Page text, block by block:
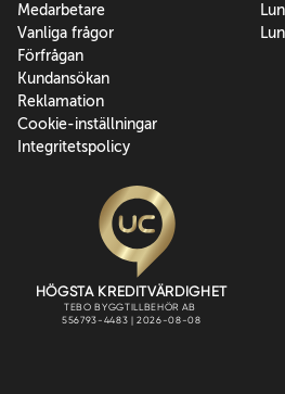
Medarbetare
Vanliga frågor
Förfrågan
Kundansökan
Reklamation
Cookie-inställningar
Integritetspolicy